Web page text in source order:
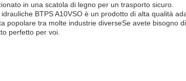
in una scatola di legno per un trasporto sicuro.
BTPS A10VSO è un prodotto di alta qualità
popolare tra molte industrie diverseSe avete bisogno
perfetto per voi.